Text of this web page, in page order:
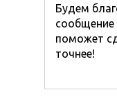
Будем
поможет
точнее!